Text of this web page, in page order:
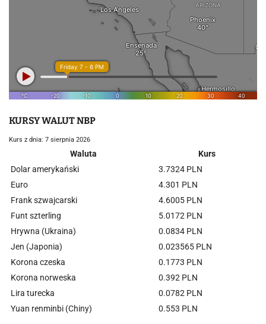
KURSY WALUT NBP
Kurs z dnia: 7 sierpnia 2026
Waluta
Kurs
Dolar amerykański
3.7324 PLN
Euro
4.301 PLN
Frank szwajcarski
4.6005 PLN
Funt szterling
5.0172 PLN
Hrywna (Ukraina)
0.0834 PLN
Jen (Japonia)
0.023565 PLN
Korona czeska
0.1773 PLN
Korona norweska
0.392 PLN
Lira turecka
0.0782 PLN
Yuan renminbi (Chiny)
0.553 PLN